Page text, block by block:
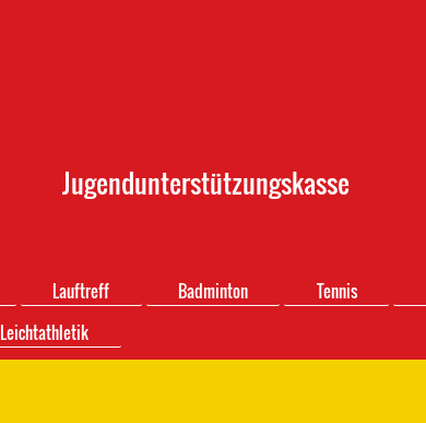
Jugendunterstützungskasse
Lauftreff Badminton Tennis
Leichtathletik